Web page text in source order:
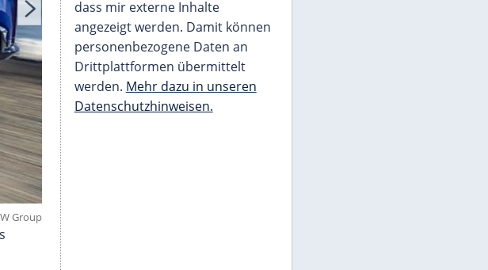
lassen und auch wieder deaktivieren.
jetzt aktivieren
Ich bin damit einverstanden,
dass mir externe Inhalte